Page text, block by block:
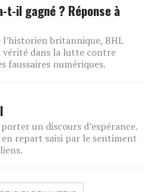
t-il gagné ? Réponse à
l’historien britannique, BHL
vérité dans la lutte contre
faussaires numériques.
un discours d’espérance.
repart saisi par le sentiment